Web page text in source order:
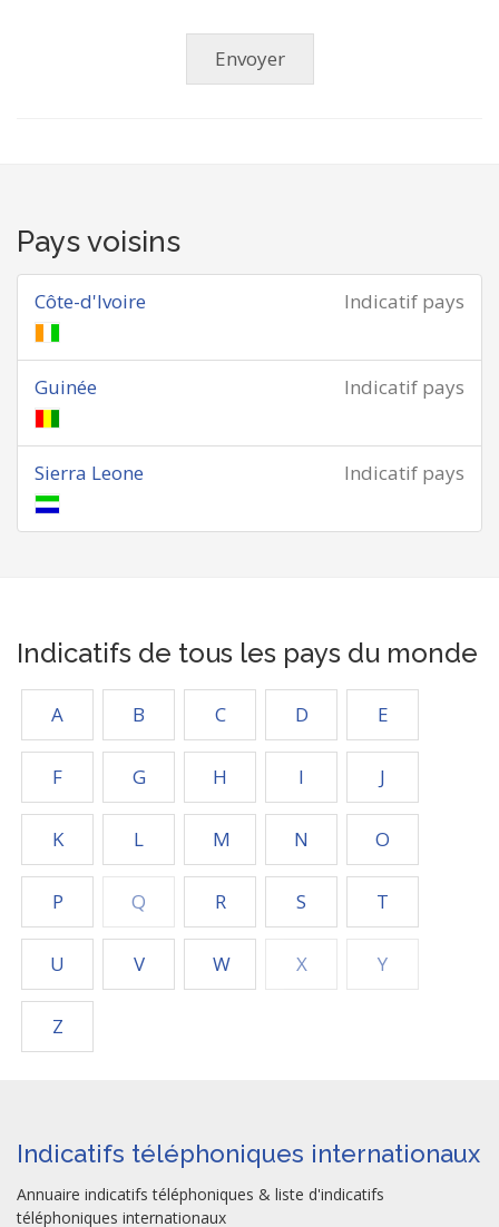
Pays voisins
Indicatif pays
Côte-d'Ivoire
Indicatif pays
Guinée
Indicatif pays
Sierra Leone
Indicatifs de tous les pays du monde
A B C D E
F G H I J
K L M N O
P Q R S T
U V W X Y
Z
Indicatifs téléphoniques internationaux
Annuaire indicatifs téléphoniques & liste d'indicatifs
téléphoniques internationaux